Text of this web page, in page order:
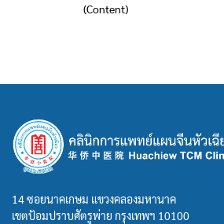
(Content)
14 ซอยนาคเกษม แขวงคลองมหานาค
เขตป้อมปราบศัตรูพ่าย กรุงเทพฯ 10100